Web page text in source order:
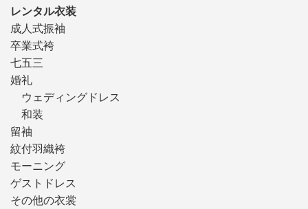
レンタル衣装
成人式振袖
卒業式袴
七五三
婚礼
ウェディングドレス
和装
留袖
紋付羽織袴
モーニング
ゲストドレス
その他の衣裳